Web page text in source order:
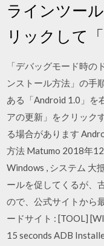
ラインツー
リックして
「デバッグモード時
ンストール方法」の手
ある「Android 1.0」を
アの更新」をクリック
る場合があります
方法 Matumo 2018年
Windows , システム 大
ールを促してくるが、
ので、公式サイトから
ードサイト : [TOOL]
15 seconds ADB